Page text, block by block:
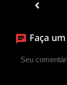
Faça